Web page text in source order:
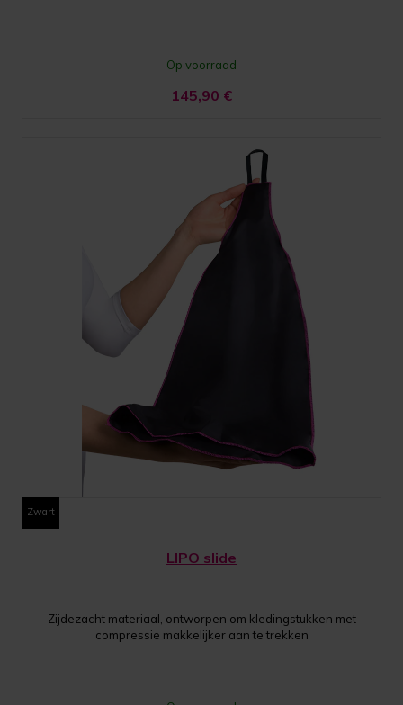
Op voorraad
145,90 €
Zwart
LIPO slide
Zijdezacht materiaal, ontworpen om kledingstukken met
compressie makkelijker aan te trekken